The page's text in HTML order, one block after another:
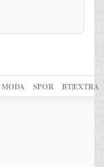
MODA SPOR BT|EXTRA